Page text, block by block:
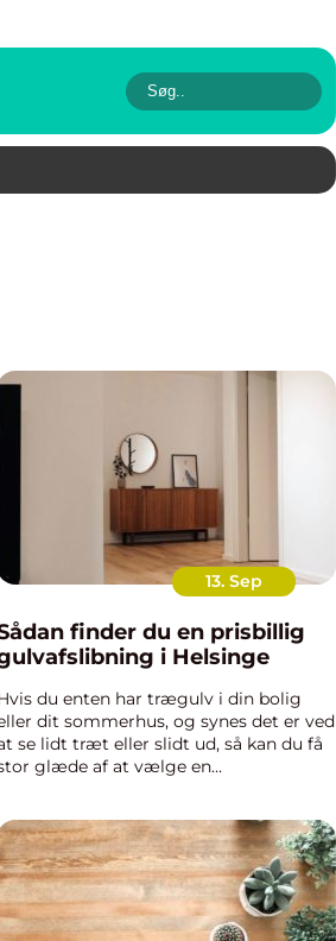
13. Sep
finder du en prisbillig
i Helsinge
du enten har trægulv i din bolig
dit sommerhus, og synes det er ved
se lidt træt eller slidt ud, så kan du få
glæde af at vælge en
giver det en jæv...